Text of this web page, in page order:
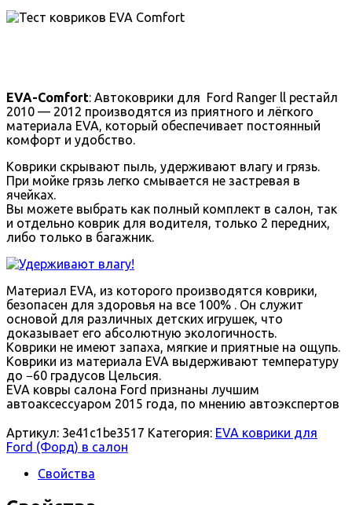
EVA-Comfort: Автоковрики для Ford Ranger ll рестайл
2010 — 2012 производятся из приятного и лёгкого
материала EVA, который обеспечивает постоянный
комфорт и удобство.
Коврики скрывают пыль, удерживают влагу и грязь.
При мойке грязь легко смывается не застревая в
ячейках.
Вы можете выбрать как полный комплект в салон, так
и отдельно коврик для водителя, только 2 передних,
либо только в багажник.
Материал EVA, из которого производятся коврики,
безопасен для здоровья на все 100% . Он служит
основой для различных детских игрушек, что
доказывает его абсолютную экологичность.
Коврики не имеют запаха, мягкие и приятные на ощупь.
Коврики из материала EVA выдерживают температуру
до −60 градусов Цельсия.
EVA ковры салона Ford признаны лучшим
автоаксессуаром 2015 года, по мнению автоэкспертов
Артикул: 3e41c1be3517 Категория: EVA коврики для
Ford (Форд) в салон
Свойства